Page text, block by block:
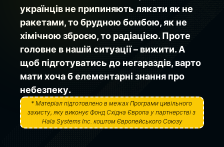
українців не припиняють лякати як не
ракетами, то брудною бомбою, як не
хімічною зброєю, то радіацією. Проте
головне в нашій ситуації – вижити. А
щоб підготуватись до негараздів, варто
мати хоча б елементарні знання про
небезпеку.
* Матеріал підготовлено в межах Програми цивільного
захисту, яку виконує Фонд Східна Європа у партнерстві з
Hala Systems Inc. коштом Європейського Союзу